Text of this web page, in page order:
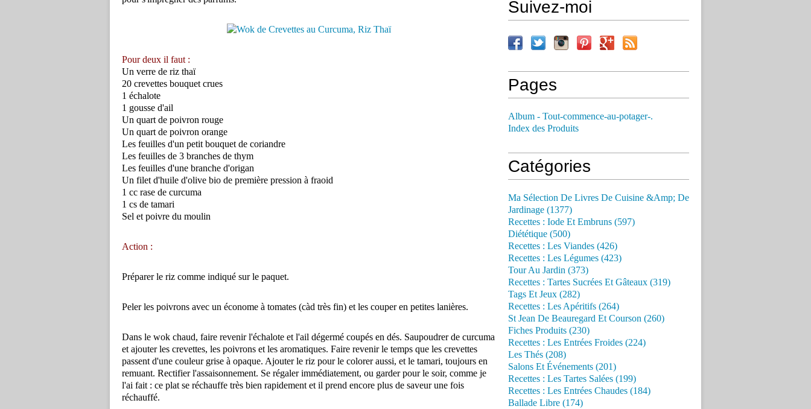
Pour deux il faut :
Un verre de riz thaï
20 crevettes bouquet crues
1 échalote
1 gousse d'ail
Un quart de poivron rouge
Un quart de poivron orange
Les feuilles d'un petit bouquet de coriandre
Les feuilles de 3 branches de thym
Les feuilles d'une branche d'origan
Un filet d'huile d'olive bio de première pression à fraoid
1 cc rase de curcuma
1 cs de tamari
Sel et poivre du moulin
Action :
Préparer le riz comme indiqué sur le paquet.
Peler les poivrons avec un économe à tomates (càd très fin) et les couper en petites lanières.
Dans le wok chaud, faire revenir l'échalote et l'ail dégermé coupés en dés. Saupoudrer de curcuma
et ajouter les crevettes, les poivrons et les aromatiques. Faire revenir le temps que les crevettes
passent d'une couleur grise à opaque. Ajouter le riz pour le colorer aussi, et le tamari, toujours en
remuant. Rectifier l'assaisonnement. Se régaler immédiatement, ou garder pour le soir, comme je
l'ai fait : ce plat se réchauffe très bien rapidement et il prend encore plus de saveur une fois
réchauffé.
Suivez-moi
Pages
Album - Tout-commence-au-potager-.
Index des Produits
Catégories
Ma Sélection De Livres De Cuisine &Amp; De
Jardinage (1377)
Recettes : Iode Et Embruns (597)
Diététique (500)
Recettes : Les Viandes (426)
Recettes : Les Légumes (423)
Tour Au Jardin (373)
Recettes : Tartes Sucrées Et Gâteaux (319)
Tags Et Jeux (282)
Recettes : Les Apéritifs (264)
St Jean De Beauregard Et Courson (260)
Fiches Produits (230)
Recettes : Les Entrées Froides (224)
Les Thés (208)
Salons Et Événements (201)
Recettes : Les Tartes Salées (199)
Recettes : Les Entrées Chaudes (184)
Ballade Libre (174)